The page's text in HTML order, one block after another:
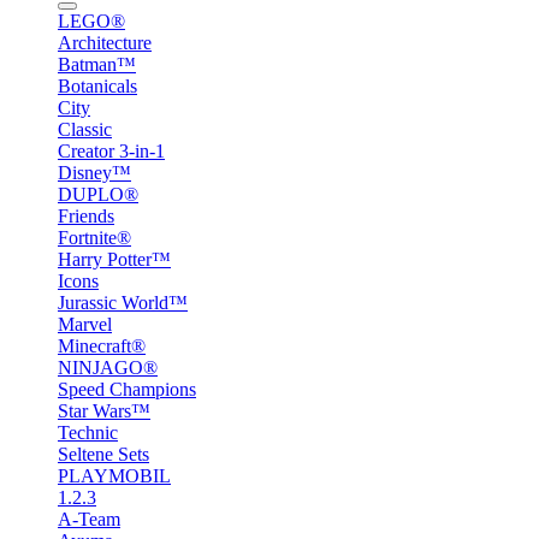
LEGO®
Architecture
Batman™
Botanicals
City
Classic
Creator 3-in-1
Disney™
DUPLO®
Friends
Fortnite®
Harry Potter™
Icons
Jurassic World™
Marvel
Minecraft®
NINJAGO®
Speed Champions
Star Wars™
Technic
Seltene Sets
PLAYMOBIL
1.2.3
A-Team